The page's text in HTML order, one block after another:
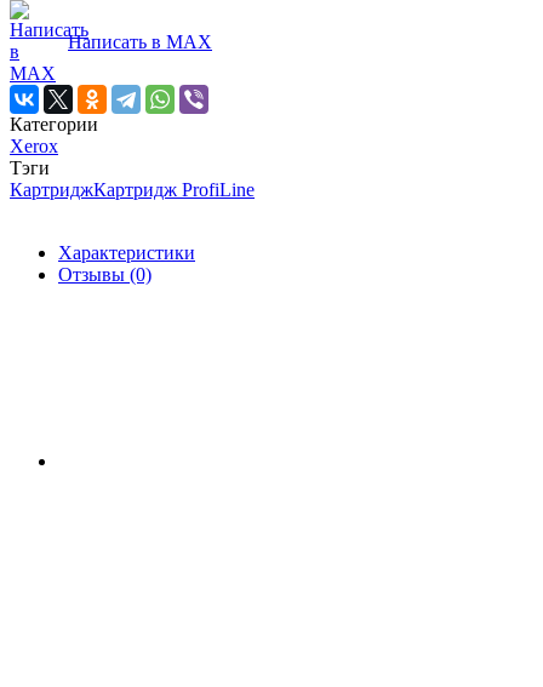
Написать в MAX
Категории
Xerox
Тэги
КартриджКартридж ProfiLine
Характеристики
Отзывы (0)